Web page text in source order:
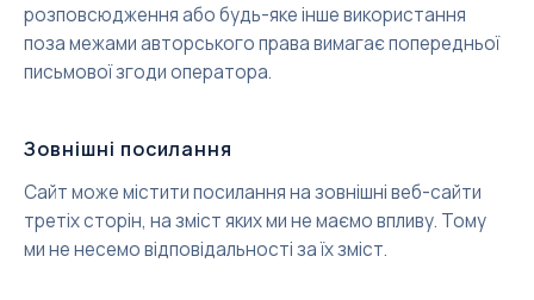
розповсюдження або будь-яке інше використання
поза межами авторського права вимагає попередньої
письмової згоди оператора.
Зовнішні посилання
Сайт може містити посилання на зовнішні веб-сайти
третіх сторін, на зміст яких ми не маємо впливу. Тому
ми не несемо відповідальності за їх зміст.